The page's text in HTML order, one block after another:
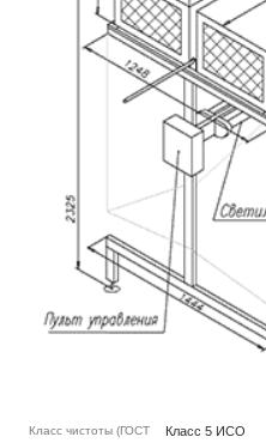
Класс чистоты (ГОСТ Класс 5 ИСО